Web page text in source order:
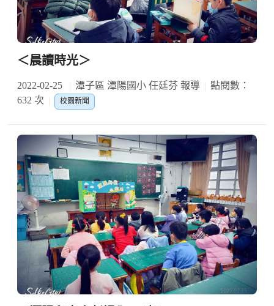
＜晨讀時光＞
2022-02-25 潭子區 潭陽國小 任廷芬 報導
點閱數：
632 次
校園新聞